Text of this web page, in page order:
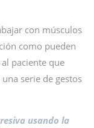
con músculos
como pueden
paciente que
serie de gestos
usando la